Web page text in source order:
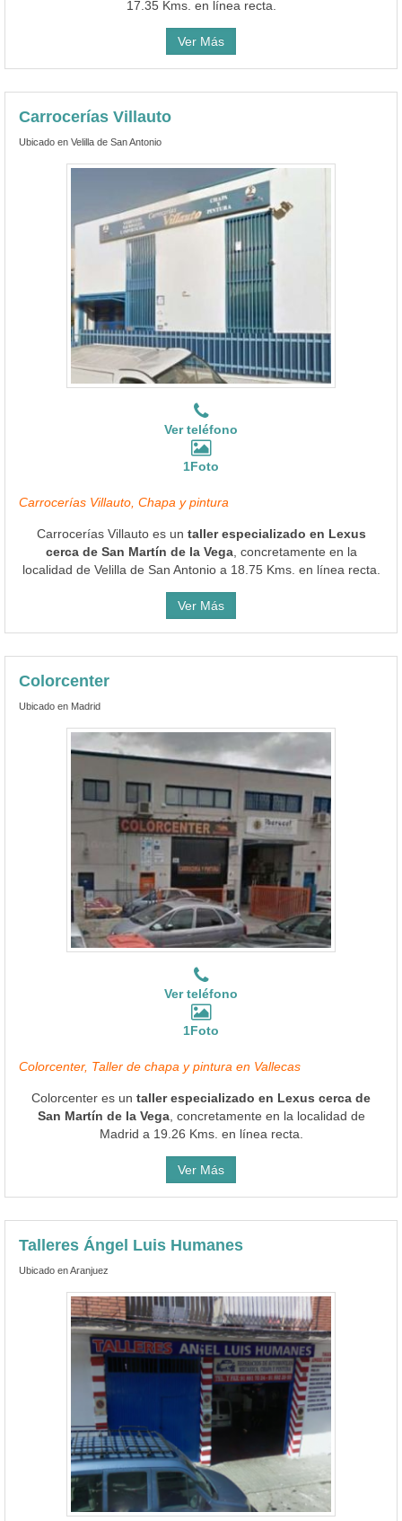
17.35 Kms. en línea recta.
Ver Más
Carrocerías Villauto
Ubicado en Velilla de San Antonio
Ver teléfono
1Foto
Carrocerías Villauto, Chapa y pintura
Carrocerías Villauto es un taller especializado en Lexus
cerca de San Martín de la Vega, concretamente en la
localidad de Velilla de San Antonio a 18.75 Kms. en línea recta.
Ver Más
Colorcenter
Ubicado en Madrid
Ver teléfono
1Foto
Colorcenter, Taller de chapa y pintura en Vallecas
Colorcenter es un taller especializado en Lexus cerca de
San Martín de la Vega, concretamente en la localidad de
Madrid a 19.26 Kms. en línea recta.
Ver Más
Talleres Ángel Luis Humanes
Ubicado en Aranjuez